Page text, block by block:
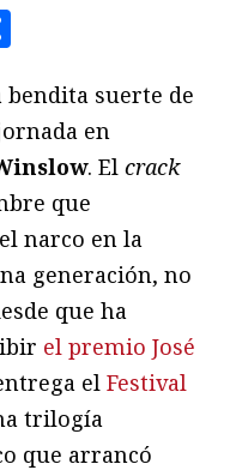
suerte de
en
. El crack
que
narco en la
generación, no
que ha
el premio José
el Festival
trilogía
que arrancó